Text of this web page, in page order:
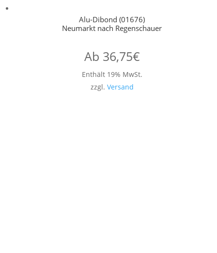
Alu-Dibond (01676)
Neumarkt nach Regenschauer
Ab 36,75€
Enthält 19% MwSt.
zzgl. Versand